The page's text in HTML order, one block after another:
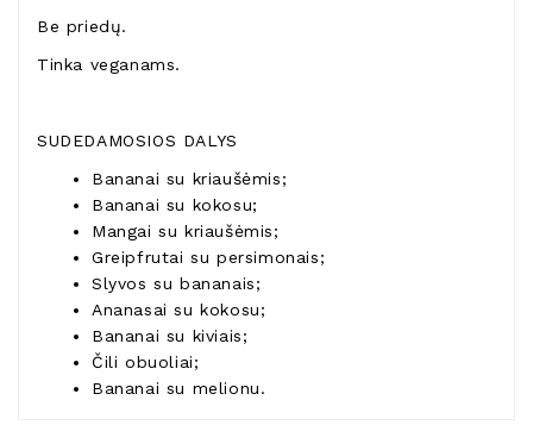
Be priedų.
Tinka veganams.
SUDEDAMOSIOS DALYS
Bananai su kriaušėmis;
Bananai su kokosu;
Mangai su kriaušėmis;
Greipfrutai su persimonais;
Slyvos su bananais;
Ananasai su kokosu;
Bananai su kiviais;
Čili obuoliai;
Bananai su melionu.